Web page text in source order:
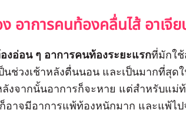
อาการคนท้องคลื่นไส้ อาเจี
งอ่อน ๆ อาการคนท้องระยะแรกที่มักใช้
นช่วงเช้าหลังตื่นนอน และเป็นมากที่สุด
งจากนั้นอาการก็จะหาย แต่สำหรับแม่
อาจมีอาการแพ้ท้องหนักมาก และแพ้ไ